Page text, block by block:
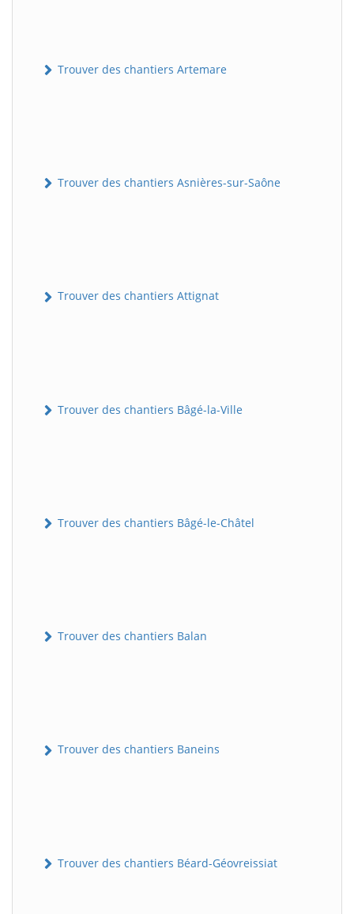
Trouver des chantiers Artemare
Trouver des chantiers Asnières-sur-Saône
Trouver des chantiers Attignat
Trouver des chantiers Bâgé-la-Ville
Trouver des chantiers Bâgé-le-Châtel
Trouver des chantiers Balan
Trouver des chantiers Baneins
Trouver des chantiers Béard-Géovreissiat